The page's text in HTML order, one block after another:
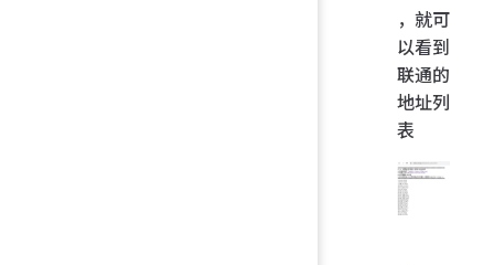
，就可
以看到
联通的
地址列
表